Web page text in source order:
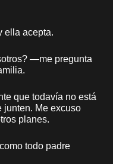
ella acepta.
—me pregunta
que todavía no está
junten. Me excuso
planes.
todo padre